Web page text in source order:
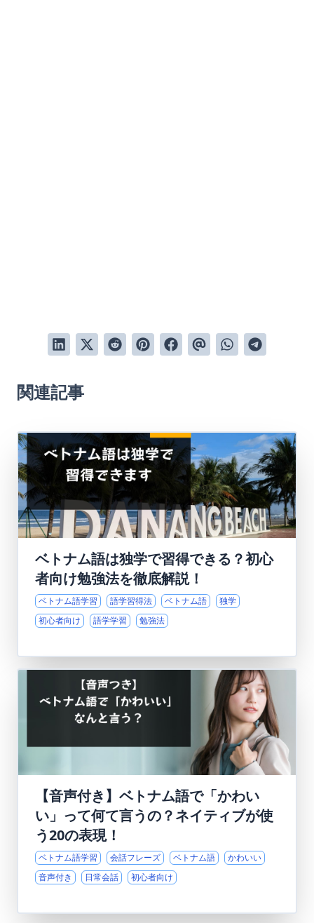
関連記事
ベトナム語は独学で習得できる？初心
者向け勉強法を徹底解説！
ベトナム語学習 語学習得法 ベトナム語
独学
初心者向け
語学学習 勉強法
【音声付き】ベトナム語で「かわい
い」って何て言うの？ネイティブが使
う20の表現！
ベトナム語学習 会話フレーズ ベトナム語
かわいい
音声付き
日常会話 初心者向け